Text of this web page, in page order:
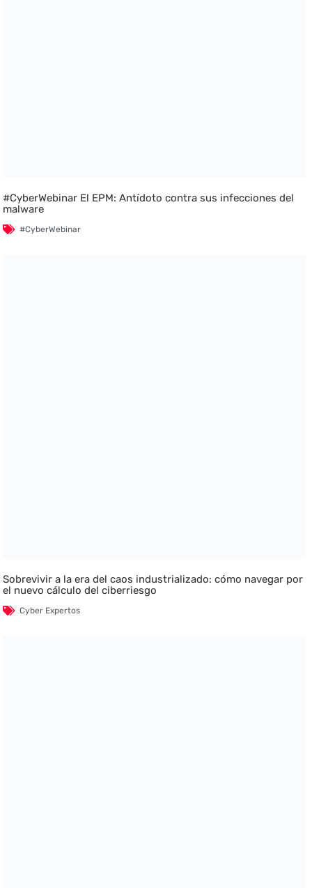
#CyberWebinar El EPM: Antídoto contra sus infecciones del
malware
#CyberWebinar
Sobrevivir a la era del caos industrializado: cómo navegar por
el nuevo cálculo del ciberriesgo
Cyber Expertos